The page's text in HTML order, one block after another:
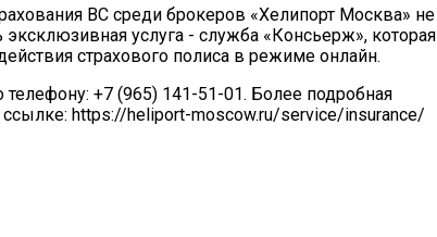
ВС среди брокеров «Хелипорт Москва» не
услуга - служба «Консьерж», которая
страхового полиса в режиме онлайн.
+7 (965) 141-51-01. Более подробная
https://heliport-moscow.ru/service/insurance/